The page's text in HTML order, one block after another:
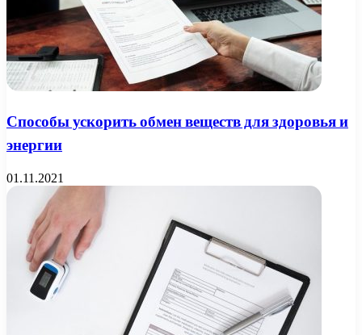
Способы ускорить обмен веществ для здоровья и
энергии
01.11.2021